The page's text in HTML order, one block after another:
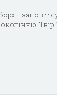
– заповіт
Твір